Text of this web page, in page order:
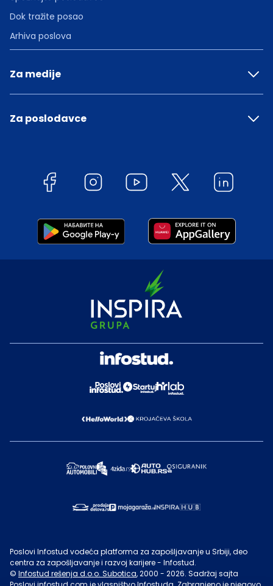
Dok tražite posao
Arhiva poslova
Za medije
Za poslodavce
Poslovi Infostud vodeća platforma za zapošljavanje u Srbiji, deo
centra za zapošljavanje i razvoj karijere - Infostud.
© Infostud rešenja d.o.o. Subotica, 2000 - 2026. Sadržaj sajta